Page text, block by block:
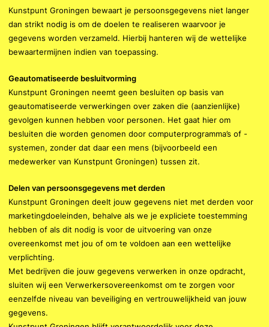
Kunstpunt Groningen bewaart je persoonsgegevens niet langer
dan strikt nodig is om de doelen te realiseren waarvoor je
gegevens worden verzameld. Hierbij hanteren wij de wettelijke
bewaartermijnen indien van toepassing.
Geautomatiseerde besluitvorming
Kunstpunt Groningen neemt geen besluiten op basis van
geautomatiseerde verwerkingen over zaken die (aanzienlijke)
gevolgen kunnen hebben voor personen. Het gaat hier om
besluiten die worden genomen door computerprogramma’s of -
systemen, zonder dat daar een mens (bijvoorbeeld een
medewerker van Kunstpunt Groningen) tussen zit.
Delen van persoonsgegevens met derden
Kunstpunt Groningen deelt jouw gegevens niet met derden voor
marketingdoeleinden, behalve als we je expliciete toestemming
hebben of als dit nodig is voor de uitvoering van onze
overeenkomst met jou of om te voldoen aan een wettelijke
verplichting.
Met bedrijven die jouw gegevens verwerken in onze opdracht,
sluiten wij een Verwerkersovereenkomst om te zorgen voor
eenzelfde niveau van beveiliging en vertrouwelijkheid van jouw
gegevens.